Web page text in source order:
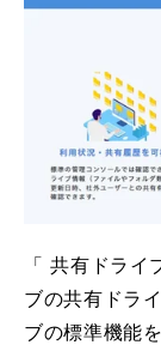
「 共有ドラ
ブの共有ドラ
ブの標準機能